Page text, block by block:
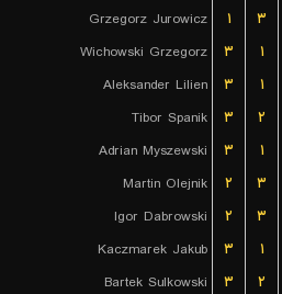
Grzegorz Jurowicz
۱ ۳
Wichowski Grzegorz
۳ ۱
Aleksander Lilien
۳ ۱
Tibor Spanik
۳ ۲
Adrian Myszewski
۳ ۱
Martin Olejnik
۲ ۳
Igor Dabrowski
۲ ۳
Kaczmarek Jakub
۳ ۱
Bartek Sulkowski
۳ ۲